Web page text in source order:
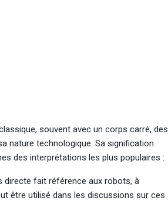
souvent avec un corps carré, des
nature technologique. Sa signification
des interprétations les plus populaires :
directe fait référence aux robots, à
être utilisé dans les discussions sur ces